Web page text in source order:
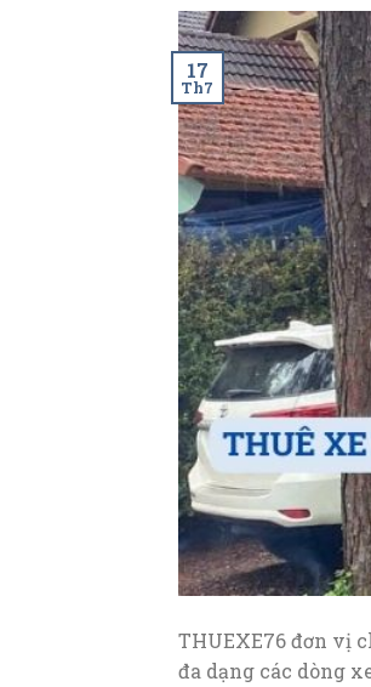
17
Th7
THUEXE76 đơn vị
đa dạng các dòng